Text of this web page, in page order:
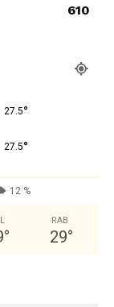
610
27.5°
27.5°
12 %
°
RAB
29°